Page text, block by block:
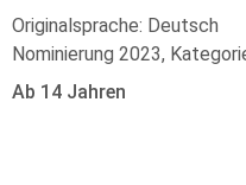
Originalsprache: Deutsch
Nominierung 2023,
Ab 14 Jahren